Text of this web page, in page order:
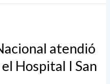
atendió
Hospital I San